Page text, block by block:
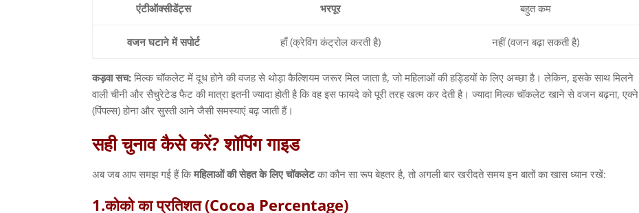
एंटीऑक्सीडेंट्स भरपूर बहुत कम
वजन घटाने में सपोर्ट हाँ(क्रेविंग कंट्रोल करती है) नहीं(वजन बढ़ा सकती है)
कड़वा सच: मिल्क चॉकलेट में दूध होने की वजह से थोड़ा कैल्शियम जरूर मिल जाता है,जो महिलाओं की हड्डियों के लिए अच्छा है। लेकिन,इसके साथ मिलने
वाली चीनी और सैचुरेटेड फैट की मात्रा इतनी ज्यादा होती है कि वह इस फायदे को पूरी तरह खत्म कर देती है। ज्यादा मिल्क चॉकलेट खाने से वजन बढ़ना,एक्ने
(पिंपल्स)होना और सुस्ती आने जैसी समस्याएं बढ़ जाती हैं।
सहीचुनावकैसेकरें?शॉपिंगगाइड
अब जब आप समझ गई हैं किमहिलाओं की सेहत के लिए चॉकलेटका कौन सा रूप बेहतर है,तो अगली बार खरीदते समय इन बातों का खास ध्यान रखें:
1.कोको का प्रतिशत(Cocoa Percentage)